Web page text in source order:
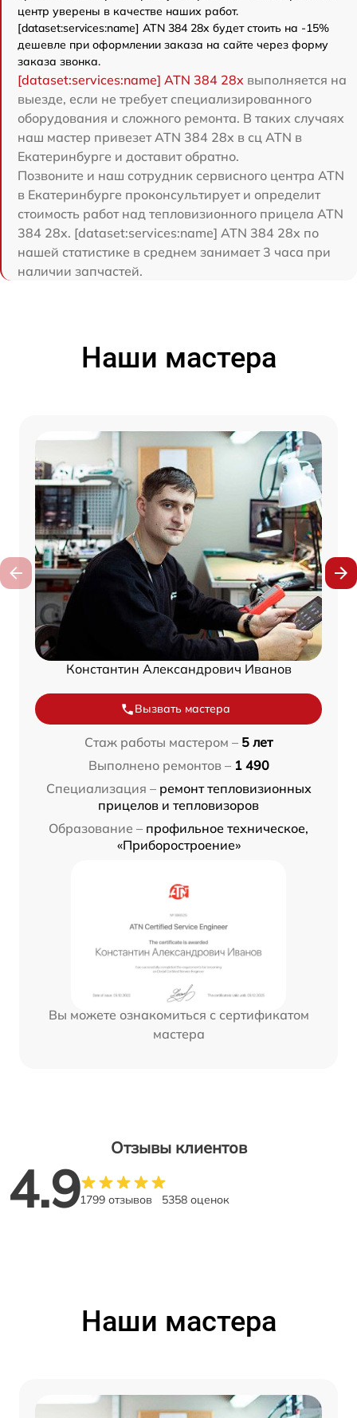
центр уверены в качестве наших работ.
[dataset:services:name] ATN 384 28x будет стоить на -15%
дешевле при оформлении заказа на сайте через форму
заказа звонка.
[dataset:services:name] ATN 384 28x выполняется на
выезде, если не требует специализированного
оборудования и сложного ремонта. В таких случаях
наш мастер привезет ATN 384 28x в сц ATN в
Екатеринбурге и доставит обратно.
Позвоните и наш сотрудник сервисного центра ATN
в Екатеринбурге проконсультирует и определит
стоимость работ над тепловизионного прицела ATN
384 28x. [dataset:services:name] ATN 384 28x по
нашей статистике в среднем занимает 3 часа при
наличии запчастей.
Наши мастера
Константин Александрович Иванов
Вызвать мастера
Стаж работы мастером – 5 лет
Выполнено ремонтов – 1 490
Специализация – ремонт тепловизионных
прицелов и тепловизоров
Образование – профильное техническое,
«Приборостроение»
Вы можете ознакомиться с сертификатом
мастера
Отзывы клиентов
4.91799 отзывов 5358 оценок
Наши мастера